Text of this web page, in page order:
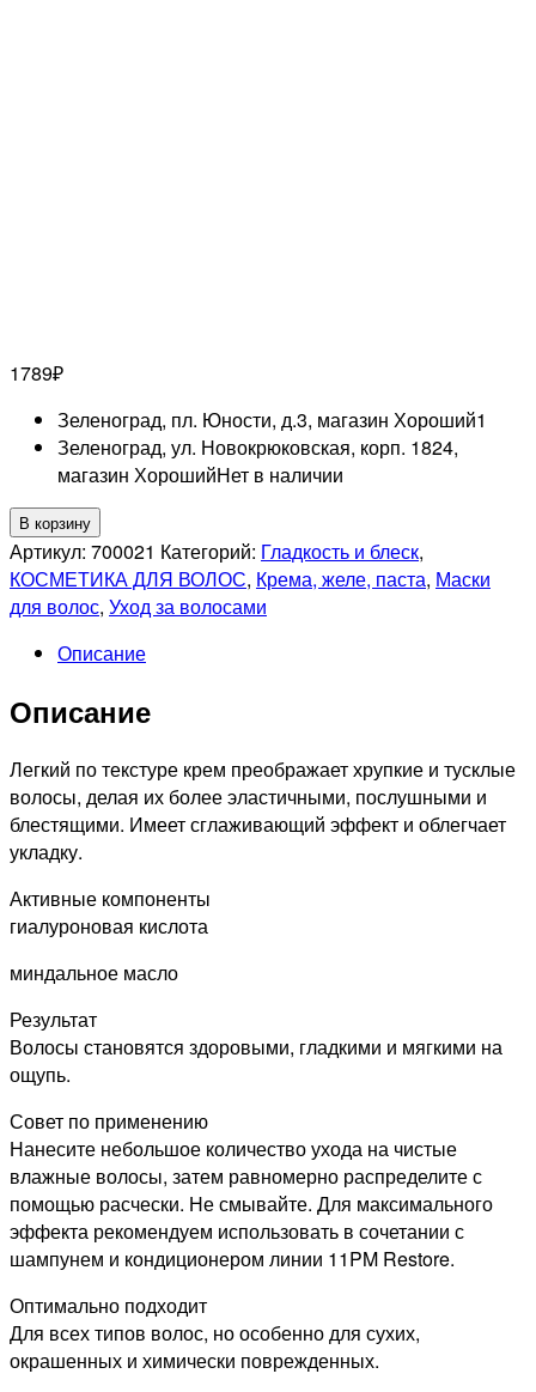
1789₽
Зеленоград, пл. Юности, д.3, магазин Хороший1
Зеленоград, ул. Новокрюковская, корп. 1824,
магазин ХорошийНет в наличии
Количество
товара
LAROS
BEAUTY
крем
волос
Restore
Cream,
100
мл
В корзину
Артикул: 700021 Категорий: Гладкость и блеск,
КОСМЕТИКА ДЛЯ ВОЛОС, Крема, желе, паста, Маски
для волос, Уход за волосами
Описание
Описание
Легкий по текстуре крем преображает хрупкие и тусклые
волосы, делая их более эластичными, послушными и
блестящими. Имеет сглаживающий эффект и облегчает
укладку.
Активные компоненты
гиалуроновая кислота
миндальное масло
Результат
Волосы становятся здоровыми, гладкими и мягкими на
ощупь.
Совет по применению
Нанесите небольшое количество ухода на чистые
влажные волосы, затем равномерно распределите с
помощью расчески. Не смывайте. Для максимального
эффекта рекомендуем использовать в сочетании с
шампунем и кондиционером линии 11PM Restore.
Оптимально подходит
Для всех типов волос, но особенно для сухих,
окрашенных и химически поврежденных.